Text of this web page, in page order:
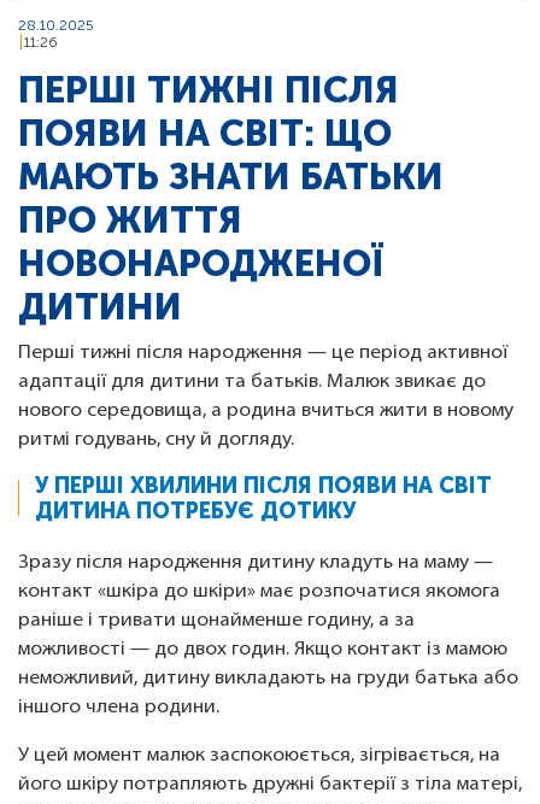
28.10.2025
11:26
ПЕРШІ ТИЖНІ ПІСЛЯ
ПОЯВИ НА СВІТ: ЩО
МАЮТЬ ЗНАТИ БАТЬКИ
ПРО ЖИТТЯ
НОВОНАРОДЖЕНОЇ
ДИТИНИ
Перші тижні після народження — це період активної
адаптації для дитини та батьків. Малюк звикає до
нового середовища, а родина вчиться жити в новому
ритмі годувань, сну й догляду.
У ПЕРШІ ХВИЛИНИ ПІСЛЯ ПОЯВИ НА СВІТ
ДИТИНА ПОТРЕБУЄ ДОТИКУ
Зразу після народження дитину кладуть на маму —
контакт «шкіра до шкіри» має розпочатися якомога
раніше і тривати щонайменше годину, а за
можливості — до двох годин. Якщо контакт із мамою
неможливий, дитину викладають на груди батька або
іншого члена родини.
У цей момент малюк заспокоюється, зігрівається, на
його шкіру потрапляють дружні бактерії з тіла матері,